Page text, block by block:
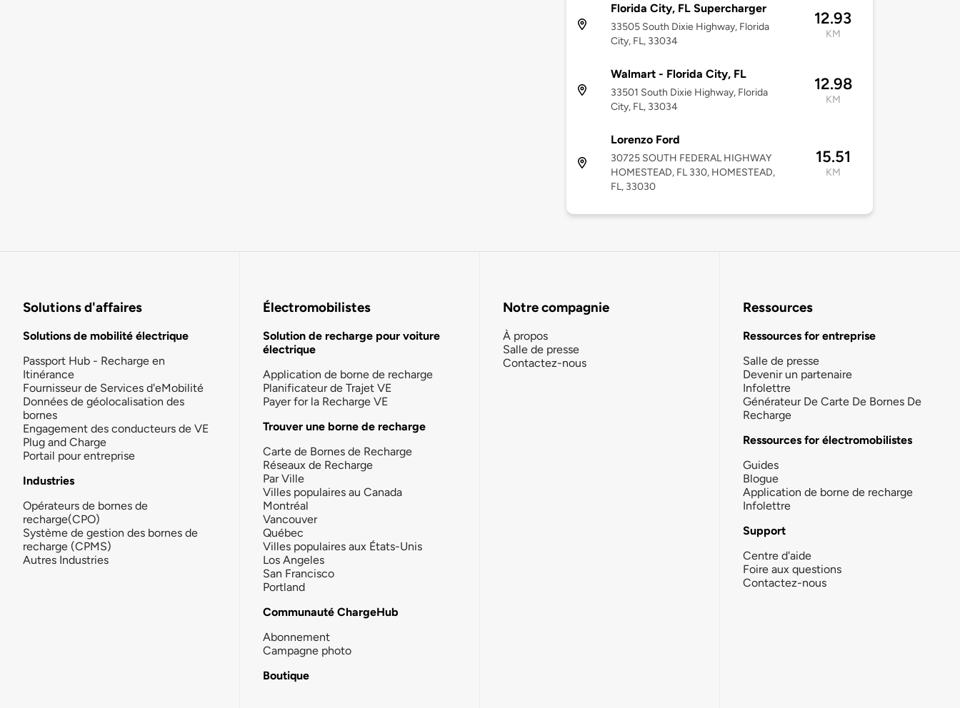
Florida City, FL Supercharger
33505 South Dixie Highway, Florida
City, FL, 33034
12.93
KM
Walmart - Florida City, FL
33501 South Dixie Highway, Florida
City, FL, 33034
12.98
KM
Lorenzo Ford
30725 SOUTH FEDERAL HIGHWAY
HOMESTEAD, FL 330, HOMESTEAD,
FL, 33030
15.51
KM
Solutions d'affaires
Solutions de mobilité électrique
Passport Hub - Recharge en
Itinérance
Fournisseur de Services d'eMobilité
Données de géolocalisation des
bornes
Engagement des conducteurs de VE
Plug and Charge
Portail pour entreprise
Industries
Opérateurs de bornes de
recharge(CPO)
Système de gestion des bornes de
recharge (CPMS)
Autres Industries
Électromobilistes
Solution de recharge pour voiture
électrique
Application de borne de recharge
Planificateur de Trajet VE
Payer for la Recharge VE
Trouver une borne de recharge
Carte de Bornes de Recharge
Réseaux de Recharge
Par Ville
Villes populaires au Canada
Montréal
Vancouver
Québec
Villes populaires aux États-Unis
Los Angeles
San Francisco
Portland
Communauté ChargeHub
Abonnement
Campagne photo
Boutique
Notre compagnie
À propos
Salle de presse
Contactez-nous
Ressources
Ressources for entreprise
Salle de presse
Devenir un partenaire
Infolettre
Générateur De Carte De Bornes De
Recharge
Ressources for électromobilistes
Guides
Blogue
Application de borne de recharge
Infolettre
Support
Centre d'aide
Foire aux questions
Contactez-nous